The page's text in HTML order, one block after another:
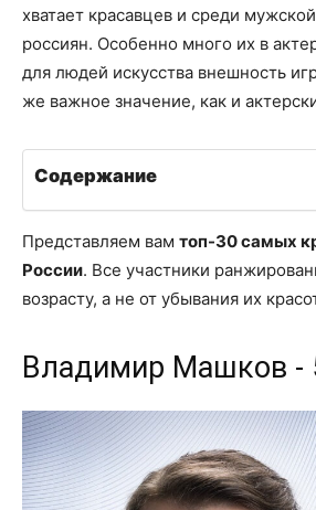
хватает красавцев и среди
россиян. Особенно много их в
для людей искусства внешность
же важное значение, как и
Содержание
Представляем вам топ-30 самых
России. Все участники
возрасту, а не от убывания их
Владимир Машков -